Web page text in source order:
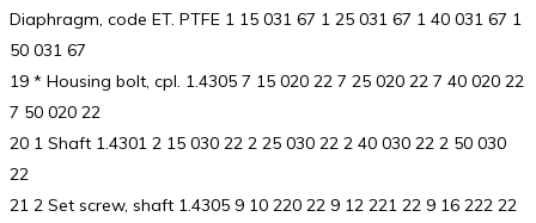
Diaphragm, code ET. PTFE 1 15 031 67 1 25 031 67 1 40 031 67 1
50 031 67
19 * Housing bolt, cpl. 1.4305 7 15 020 22 7 25 020 22 7 40 020 22
7 50 020 22
20 1 Shaft 1.4301 2 15 030 22 2 25 030 22 2 40 030 22 2 50 030
22
21 2 Set screw, shaft 1.4305 9 10 220 22 9 12 221 22 9 16 222 22